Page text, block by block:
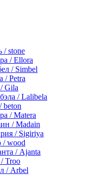
/ stone
/ Ellora
/ Simbel
/ Petra
Gila
/ Lalibela
beton
/ Matera
/ Madain
/ Sigiriya
/ wood
/ Ajanta
Troo
/ Arbel